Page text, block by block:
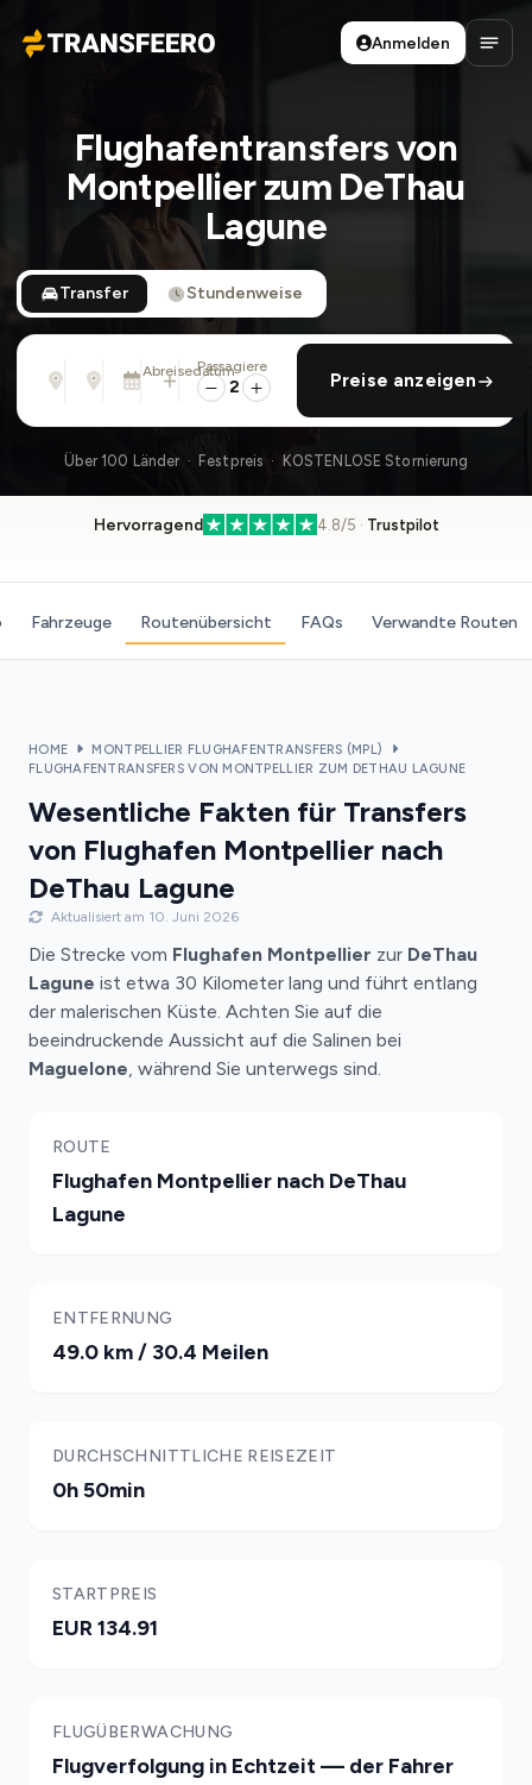
Transfeero
Anmelden
Flughafentransfers von
Montpellier zum DeThau
Lagune
Transfer Stundenweise
Von
Adresse, Flughafen, Hotel, ...
Nach
Adresse, Flughafen, Hotel, ...
Abreisedatum
Di., 11. Aug. · 01:45 PM
rückfahrt hinzufügen
Passagiere
2 Preise anzeigen
Über 100 Länder · Festpreis · KOSTENLOSE Stornierung
Hervorragend 4.8/5 · Trustpilot
Fahrzeuge Routenübersicht FAQs Verwandte Routen
HOME
MONTPELLIER FLUGHAFENTRANSFERS (MPL)
FLUGHAFENTRANSFERS VON MONTPELLIER ZUM DETHAU LAGUNE
Wesentliche Fakten für Transfers
von Flughafen Montpellier nach
DeThau Lagune
Aktualisiert am 10. Juni 2026
Die Strecke vom Flughafen Montpellier zur DeThau
Lagune ist etwa 30 Kilometer lang und führt entlang
der malerischen Küste. Achten Sie auf die
beeindruckende Aussicht auf die Salinen bei
Maguelone, während Sie unterwegs sind.
ROUTE
Flughafen Montpellier nach DeThau
Lagune
ENTFERNUNG
49.0 km / 30.4 Meilen
DURCHSCHNITTLICHE REISEZEIT
0h 50min
STARTPREIS
EUR 134.91
FLUGÜBERWACHUNG
Flugverfolgung in Echtzeit — der Fahrer